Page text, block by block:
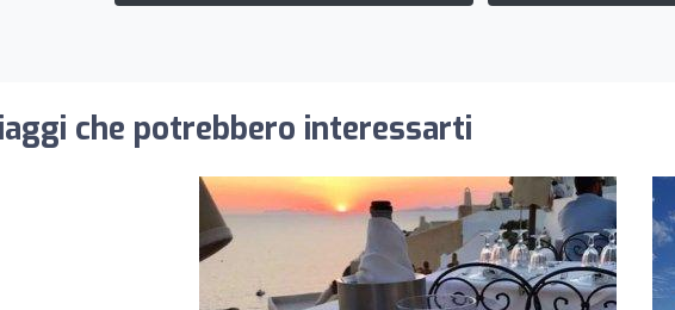
che potrebbero interessarti